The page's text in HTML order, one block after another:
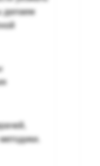
делаем